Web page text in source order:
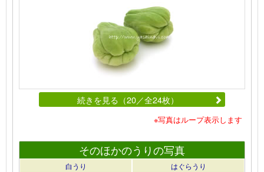
続きを見る（20／全24枚）
※写真はループ表示します
そのほかのうりの写真
白うり
はぐらうり